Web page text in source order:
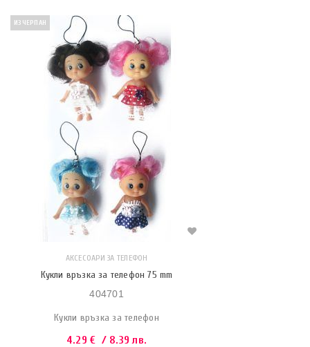
ИЗЧЕРПАН
АКСЕСОАРИ ЗА ТЕЛЕФОН
Кукли връзка за телефон 75 mm
404701
Кукли връзка за телефон
4.29€ / 8.39 лв.